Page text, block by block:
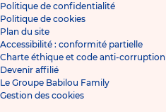
Politique de confidentialité
Politique de cookies
Plan du site
Accessibilité : conformité partielle
Charte éthique et code anti-corruption
Devenir affilié
Le Groupe Babilou Family
Gestion des cookies